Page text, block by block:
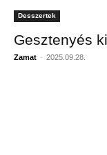
Desszertek
Gesztenyés
Zamat - 2025.09.28.